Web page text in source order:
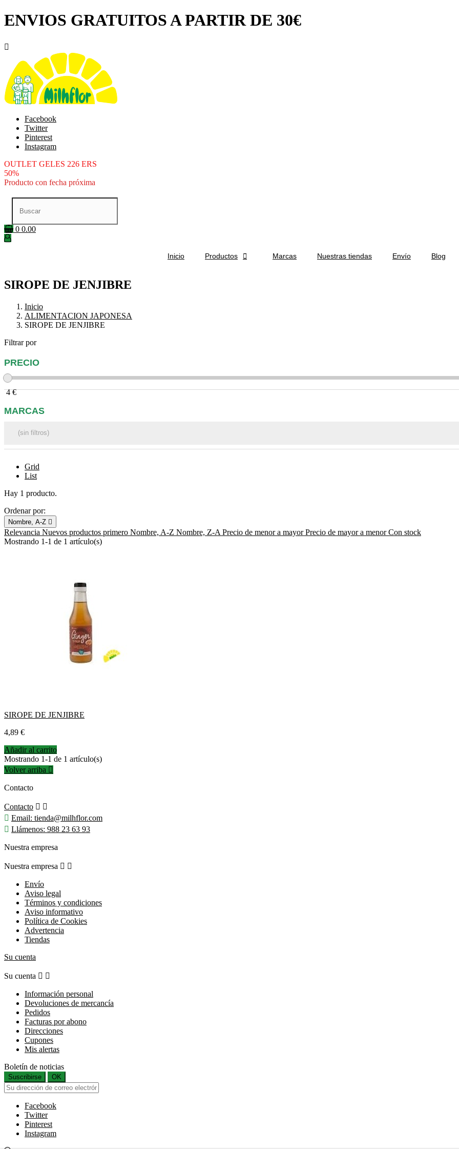
ENVIOS GRATUITOS A PARTIR DE 30€

Facebook
Twitter
Pinterest
Instagram
OUTLET GELES 226 ERS
50%
Producto con fecha próxima
0 0.00
Inicio Productos  Marcas Nuestras tiendas Envío Blog
SIROPE DE JENJIBRE
Inicio
ALIMENTACION JAPONESA
SIROPE DE JENJIBRE
Filtrar por
PRECIO
4 €
MARCAS
Grid
List
Hay 1 producto.
Ordenar por:
Nombre, A-Z 
Relevancia Nuevos productos primero Nombre, A-Z Nombre, Z-A Precio de menor a mayorPrecio de mayor a menorCon stock
Mostrando 1-1 de 1 artículo(s)
SIROPE DE JENJIBRE
Precio
4,89 €
Añadir al carrito
Mostrando 1-1 de 1 artículo(s)
Volver arriba 
Contacto
Contacto  
 Email: tienda@milhflor.com
 Llámenos: 988 23 63 93
Nuestra empresa
Nuestra empresa  
Envío
Aviso legal
Términos y condiciones
Aviso informativo
Política de Cookies
Advertencia
Tiendas
Su cuenta
Su cuenta  
Información personal
Devoluciones de mercancía
Pedidos
Facturas por abono
Direcciones
Cupones
Mis alertas
Boletín de noticias
Suscribirse OK
Facebook
Twitter
Pinterest
Instagram